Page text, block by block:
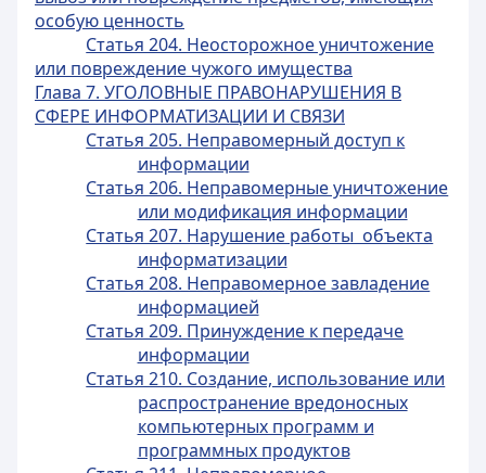
особую ценность
Статья 204. Неосторожное уничтожение
или повреждение чужого имущества
Глава 7. УГОЛОВНЫЕ ПРАВОНАРУШЕНИЯ В
СФЕРЕ ИНФОРМАТИЗАЦИИ И СВЯЗИ
Статья 205. Неправомерный доступ к
информации
Статья 206. Неправомерные уничтожение
или модификация информации
Статья 207. Нарушение работы объекта
информатизации
Статья 208. Неправомерное завладение
информацией
Статья 209. Принуждение к передаче
информации
Статья 210. Создание, использование или
распространение вредоносных
компьютерных программ и
программных продуктов